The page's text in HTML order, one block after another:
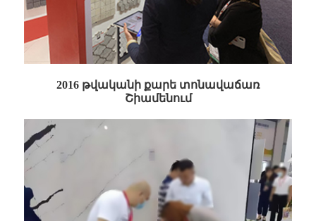
2016 թվականի քարե տոնավաճառ
Շիամենում